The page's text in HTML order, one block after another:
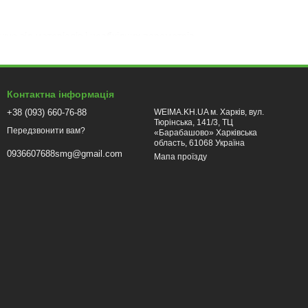
швидким і ефективним.
покращує характеристики зварного шва.
користувачам безліч налаштувань і можливостей
які підтримує пристрій. Це важливо задля досягнення
Контактна інформація
+38 (093) 660-76-88
Передзвонити вам?
0936607688smg@gmail.com
WEIMA.KH.UA м. Харків, вул.
Тюрінська, 141/3, ТЦ
«Барабашово» Харківська
область, 61068 Україна
Мапа проїзду